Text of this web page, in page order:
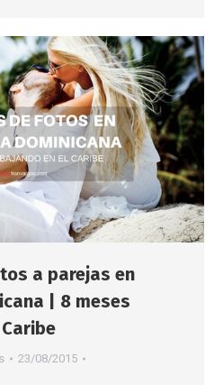
a parejas en
| 8 meses
23/08/2015